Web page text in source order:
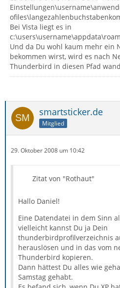
Bei Vista liegt es in
Und da Du wohl kaum mehr ein
bekommen wirst, wird es nach
Thunderbird in diesen Pfad
smartsticker.de
Mitglied
29. Oktober 2008 um 10:42
Zitat von "Rothaut"
Hallo Daniel!
Eine Datendatei in dem Sinn
vielleicht kannst Du ja Dein
thunderbirdprofilverzeichnis
herauslösen und in das vom
Thunderbird kopieren.
Dann hättest Du alles wie
Samstag gehabt.